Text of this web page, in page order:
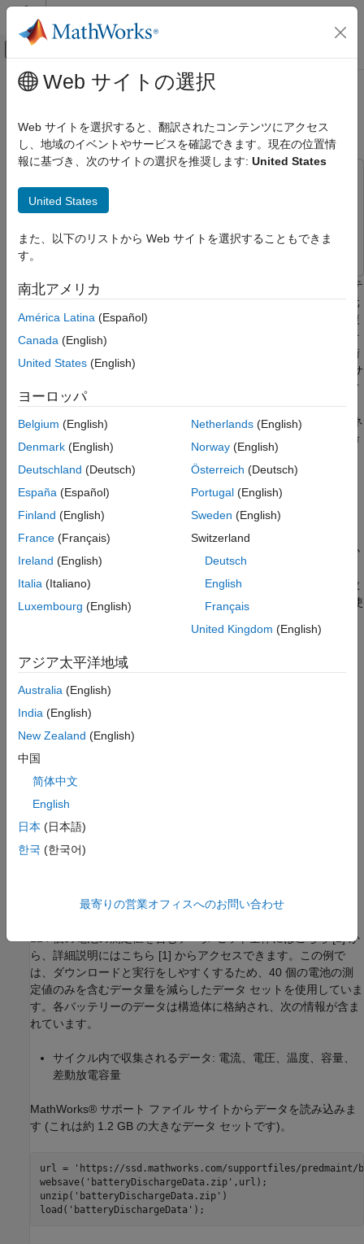
コンテンツへスキップ
オフキャンバス ナビゲーション メ
ドキュメンテーションのホーム
Predictive Maintenance Toolbox
用途
Predictive Maintenance Toolbox
残存耐用期間 (RUL) の予測
Predictive Maintenance Toolbox
予知保全における AI
深層学習を使用したバッテリー サイクル寿
バッテリー放電測定値の抽出
ネットワーク アーキテクチャの定義
ネットワーク ハイパーパラメーターの定義
とネットワークの学習
学習済みモデルのパフォーマンスを評価する
メインコンテンツ
深層学習を使用したバッテリー サ
イクル寿命の予測
Predictive Maintenance Toolbox
Toolbox
Deep Learning ToolboxDeep Learning Toolbox
物理学に基づいたモデル化手法を使用したリチウムイオン バッテ
リーのサイクル寿命の予測は、動作状態が多岐にわたり、製造元
が同じバッテリーでもデバイスの変動性が大きいため、非常に複
雑です。また、バッテリーは使用状況や製造時の状態により、そ
れぞれ経年劣化の仕方が異なります。この例では、深層学習技術
を使用して、急速充電されたリチウムイオン バッテリーの残量サ
イクルを推定する方法について説明します。バッテリーのライフ
サイクルを表すデータを使用して 2 次元畳み込みニューラル ネ
ットワーク ベースのアーキテクチャに学習させ、この学習済みネ
ットワークを使用して、新しいバッテリーの残りのサイクル寿命
を推定します。
データ セット
データ セットには、定格容量 1.1 Ah、定格電圧 3.3 V のリチウ
ムイオン電池 40 個から取られた、さまざまな充放電プロファイ
ルにおける測定値が格納されています。各バッテリーは、あらか
じめ決められたポリシーに従って、電池容量の 80% に達するま
で充電と放電を繰り返します。この状態になるまでのサイクル数
をバッテリー サイクル寿命といいます。この数値は、この例で使
2300 サイクルの間で大きく変化します。
124 個の電池の測定値を含むデータ セット全体にはこちら [2] か
ら、詳細説明にはこちら [1] からアクセスできます。この例で
は、ダウンロードと実行をしやすくするため、40 個の電池の測
定値のみを含むデータ量を減らしたデータ セットを使用していま
す。各バッテリーのデータは構造体に格納され、次の情報が含ま
れています。
サイクル内で収集されるデータ: 電流、電圧、温度、容量、
差動放電容量
MathWorks® サポート ファイル サイトからデータを読み込みま
す (これは約 1.2 GB の大きなデータ セットです)。
url =
'https://ssd.mathworks.com/supportfiles/
websave( 'batteryDischargeData.zip' ,url);
unzip( 'batteryDischargeData.zip' )
load( 'batteryDischargeData' );
Web サイトの選択
Web サイトを選択すると、翻訳されたコンテンツにアクセス
し、地域のイベントやサービスを確認できます。現在の位置情
報に基づき、次のサイトの選択を推奨します: United States
United States
また、以下のリストから Web サイトを選択することもできま
す。
南北アメリカ
América Latina (Español)
Canada (English)
United States (English)
ヨーロッパ
Belgium (English)
Denmark (English)
Deutschland (Deutsch)
España (Español)
Finland (English)
France (Français)
Ireland (English)
Italia (Italiano)
Luxembourg (English)
Netherlands(English)
Norway(English)
Österreich (Deutsch)
Portugal(English)
Sweden (English)
Switzerland
Deutsch
English
Français
United Kingdom (English)
アジア太平洋地域
Australia (English)
India (English)
New Zealand (English)
中国
简体中文
English
日本 (日本語)
한국 (한국어)
最寄りの営業オフィスへのお問い合わせ